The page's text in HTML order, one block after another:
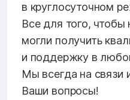
в круглосуточном
Все для того, чтобы
могли получить
и поддержку в
Мы всегда на связи
Ваши вопросы!